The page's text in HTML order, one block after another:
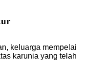
keluarga mempelai
karunia yang telah